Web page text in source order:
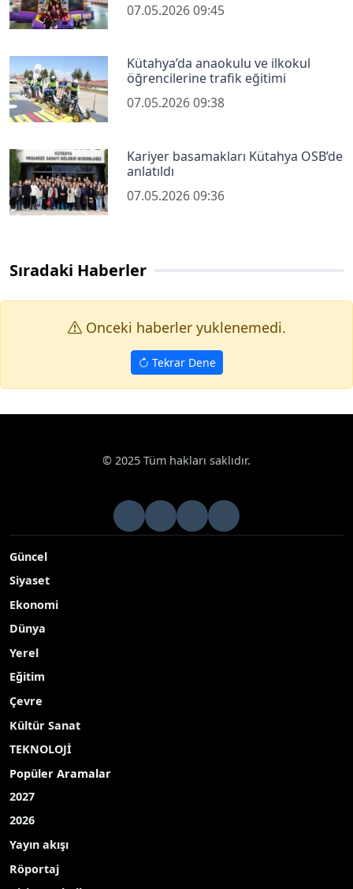
07.05.2026 09:45
Kütahya’da anaokulu ve ilkokul
öğrencilerine trafik eğitimi
07.05.2026 09:38
Kariyer basamakları Kütahya OSB’de
anlatıldı
07.05.2026 09:36
Sıradaki Haberler
Onceki haberler yuklenemedi.
Tekrar Dene
© 2025 Tüm hakları saklıdır.
Güncel
Siyaset
Ekonomi
Dünya
Yerel
Eğitim
Çevre
Kültür Sanat
TEKNOLOJİ
Popüler Aramalar
2027
2026
Yayın akışı
Röportaj